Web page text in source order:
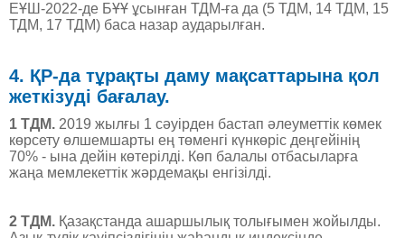
ЕҰШ-2022-де БҰҰ ұсынған ТДМ-ға да (5 ТДМ, 14 ТДМ, 15
ТДМ, 17 ТДМ) баса назар аударылған.
4. ҚР-да тұрақты даму мақсаттарына қол
жеткізуді бағалау.
1 ТДМ. 2019 жылғы 1 сәуірден бастап әлеуметтік көмек
көрсету өлшемшарты ең төменгі күнкөріс деңгейінің
70% - ына дейін көтерілді. Көп балалы отбасыларға
жаңа мемлекеттік жәрдемақы енгізілді.
2 ТДМ. Қазақстанда ашаршылық толығымен жойылды.